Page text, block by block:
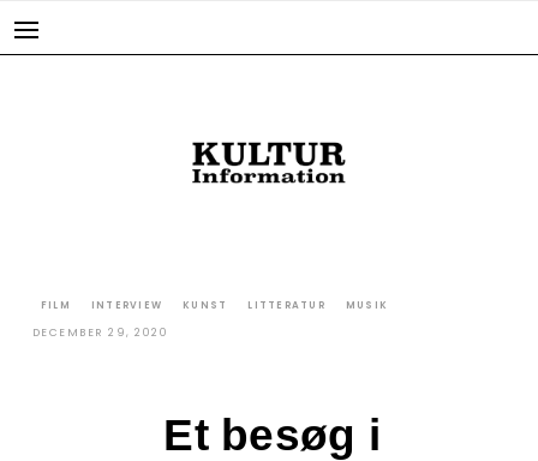
FILM INTERVIEW KUNST LITTERATUR MUSIK
DECEMBER 29, 2020
Et besøg i